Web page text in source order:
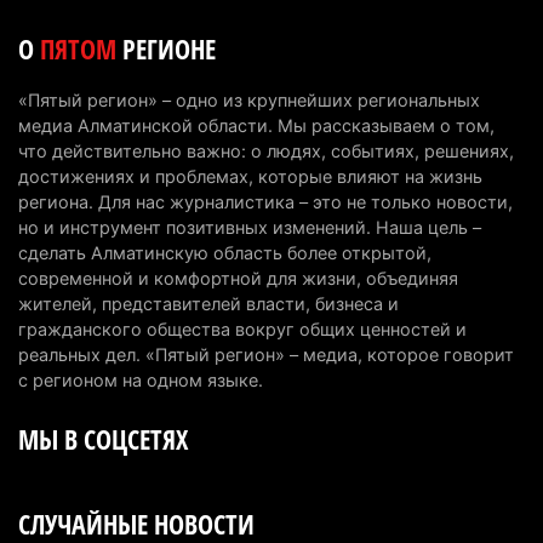
мировом рейтинге благополучия
Казахстан может начать выпуск экологичного
топлива для самолетов: пилотный проект
запустят в Алатау
5 августа 2026 г. 12:32 197
Туриста с тяжелыми травмами эвакуировали в
горах Алматинской области после камнепада
5 августа 2026 г. 11:23 165
Алматинской области, судят спустя год после
ОПЯТОМ РЕГИОНЕ
«Пятый регион» – одно из крупнейших региональных
медиа Алматинской области. Мы рассказываем о том,
что действительно важно: о людях, событиях, решениях,
достижениях и проблемах, которые влияют на жизнь
региона. Для нас журналистика – это не только новости,
но и инструмент позитивных изменений. Наша цель –
сделать Алматинскую область более открытой,
современной и комфортной для жизни, объединяя
жителей, представителей власти, бизнеса и
гражданского общества вокруг общих ценностей и
реальных дел. «Пятый регион» – медиа, которое говорит
с регионом на одном языке.
МЫ В СОЦСЕТЯХ
СЛУЧАЙНЫЕ НОВОСТИ